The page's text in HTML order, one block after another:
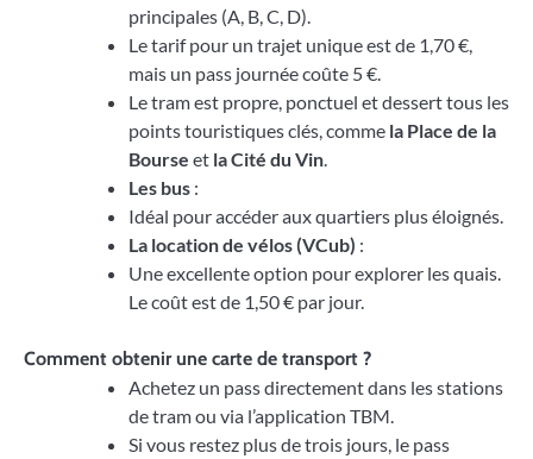
principales (A, B, C, D).
Le tarif pour un trajet unique est de 1,70 €,
mais un pass journée coûte 5 €.
Le tram est propre, ponctuel et dessert tous les
points touristiques clés, comme la Place de la
Bourse et la Cité du Vin
Les bus :
Idéal pour accéder aux quartiers plus éloignés.
La location de vélos (VCub) :
Une excellente option pour explorer les quais.
Le coût est de 1,50 € par jour.
Comment obtenir une carte de transport ?
Achetez un pass directement dans les stations
de tram ou via l’application TBM.
Si vous restez plus de trois jours, le pass